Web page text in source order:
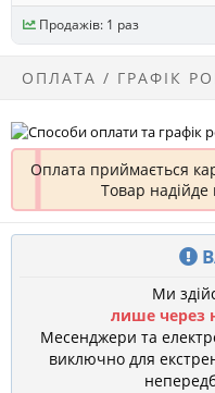
Продажів: 1 раз
ОПЛАТА / ГРАФІК
Оплата приймається
Товар
Ми
лише через
Месенджери та
виключно для